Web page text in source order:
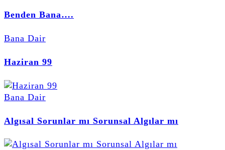
Benden Bana….
Bana Dair
Haziran 99
Bana Dair
Algısal Sorunlar mı Sorunsal Algılar mı